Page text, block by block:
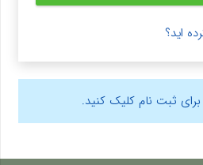
اید؟
برای ثبت نام کلیک کنید.